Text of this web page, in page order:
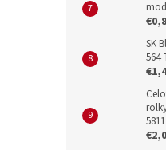
SK
564